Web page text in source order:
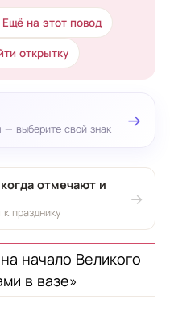
на этот повод
открытку
— выберите свой знак →
отмечают и
празднику
→
начало Великого
в вазе»